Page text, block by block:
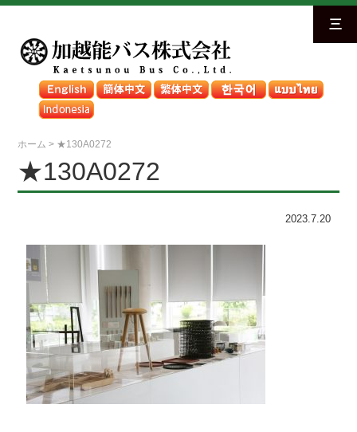
三
ホーム > ★130A0272
★130A0272
2023.7.20